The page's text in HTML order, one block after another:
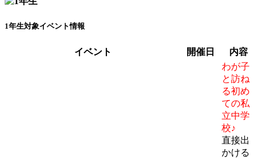
1年生対象イベント情報
イベント 開催日 内容
わが子
と訪ね
る初め
ての私
立中学
校♪
直接出
かける